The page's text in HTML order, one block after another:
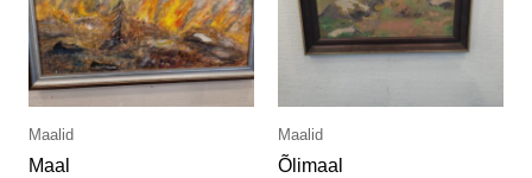
Maalid
Maal
Maalid
Õlimaal